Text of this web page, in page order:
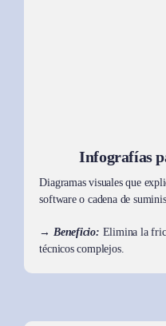
Infografías
Diagramas visuales que
software o cadena de
→ Beneficio: Elimina la
técnicos complejos.